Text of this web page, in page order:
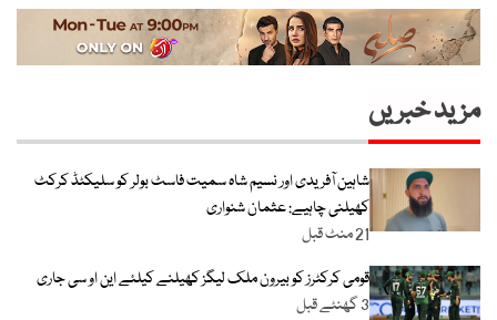
مزید خبریں
شاہین آفریدی اور نسیم شاہ سمیت فاسٹ بولر کو سلیکٹڈ کرکٹ
کھیلنی چاہیے: عثمان شنواری
21 منٹ قبل
قومی کرکٹرز کو بیرون ملک لیگز کھیلنے کیلئے این او سی جاری
3 گھنٹے قبل